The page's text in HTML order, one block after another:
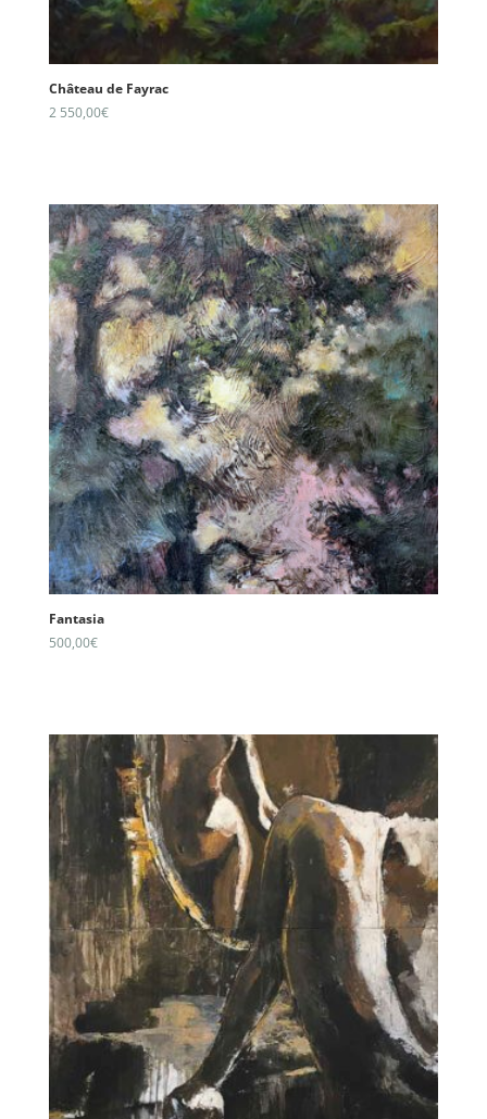
Château de Fayrac
2 550,00€
Fantasia
500,00€